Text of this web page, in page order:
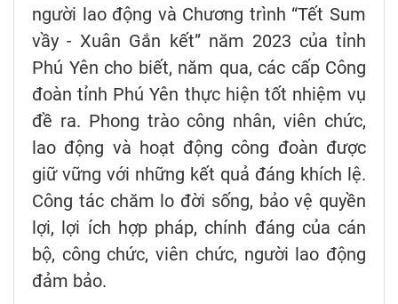
người lao động và Chương trình “Tết Sum
vầy - Xuân Gắn kết” năm 2023 của tỉnh
Phú Yên cho biết, năm qua, các cấp Công
đoàn tỉnh Phú Yên thực hiện tốt nhiệm vụ
đề ra. Phong trào công nhân, viên chức,
lao động và hoạt động công đoàn được
giữ vững với những kết quả đáng khích lệ.
Công tác chăm lo đời sống, bảo vệ quyền
lợi, lợi ích hợp pháp, chính đáng của cán
bộ, công chức, viên chức, người lao động
đảm bảo.